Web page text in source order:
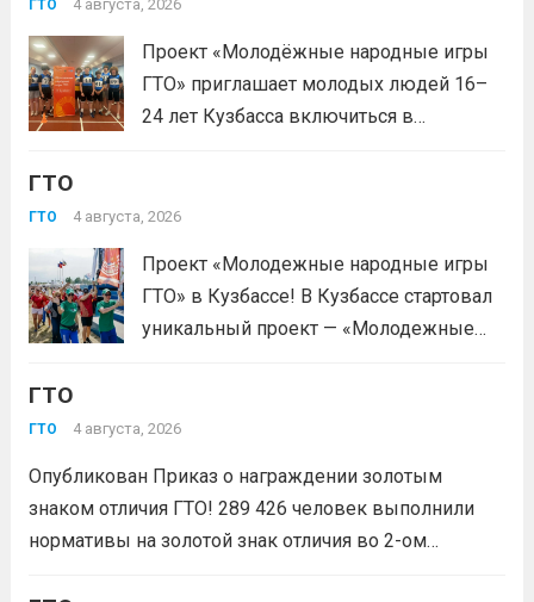
приходи на площадку. Возьми
документ, удостоверяющий личность,
удобную спортивную форму и воду. На
ГТО 4 августа, 2026
Проект «Молодёжные народные игры
ГТО» приглашает молодых людей 16–
24 лет Кузбасса включиться в
муниципальных и регионального
нормативы комплекса ГТО сочетаются
с народными играми, силовыми шоу и
инновационными надувными
ГТО
ГТО 4 августа, 2026
Проект «Молодежные народные игры
ГТО» в Кузбассе! В Кузбассе стартовал
уникальный проект — «Молодежные
молодежных проектов среди
1сезон»! Проект направлен на
популяризацию Всероссийского
физкультурно-спортивного комплекса
ГТО
ГТО 4 августа, 2026
Опубликован Приказ о награждении золотым
знаком отличия ГТО! 289 426 человек выполнили
нормативы на золотой знак отличия во 2-ом